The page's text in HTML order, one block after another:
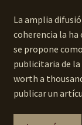
La amplia
coherencia la ha
se propone
publicitaria de
worth a
publicar un